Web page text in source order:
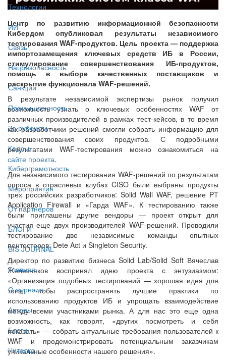
Технологии
ИИ
Связь
Нацбезопасность
Санкции
Промышленность
За рубежом
Кадры
Киберграмотность
Мероприятия
От партнёров
БЛОГИ
BIS JOURNAL
Главная
О журнале
Авторы
Блоги
Читалка
Центр по развитию информационной безопасности
Кибердом опубликовал результаты независимого
тестирования WAF-продуктов. Цель проекта — поддержка
импортозамещения ключевых средств ИБ в России,
стимулирование совершенствования ИБ-продуктов,
помощь в выборе качественных поставщиков и
раскрытие функционала WAF-решений.
В результате независимой экспертизы рынок получил
возможность узнать о ключевых особенностях WAF от
различных производителей в рамках тест-кейсов, в то время
как разработчики решений смогли собрать информацию для
совершенствования своих продуктов. С подробными
результатами WAF-тестирования можно ознакомиться на
сайте проекта.
Для независимого тестирования WAF-решений по результатам
опроса в отраслевых клубах CISO были выбраны продукты
трех российских разработчиков: Solid Wall WAF, решение PT
Application Firewall и «Гарда WAF». К тестированию также
были приглашены другие вендоры — проект открыт для
участия еще двух производителей WAF-решений. Проводили
тестирование две независимые команды опытных
пентестеров: Dete Act и Singleton Security.
Директор по развитию бизнеса Solid Lab/Solid Soft Вячеслав
Железняков воспринял идею проекта с энтузиазмом:
«Организация подобных тестирований — хорошая идея для
того, чтобы распространять лучшие практики по
использованию продуктов ИБ и упрощать взаимодействие
между всеми участниками рынка. А для нас это еще одна
возможность, как говорят, «других посмотреть и себя
показать» — собрать актуальные требования пользователей к
WAF и продемонстрировать потенциальным заказчикам
уникальные особенности нашего решения».